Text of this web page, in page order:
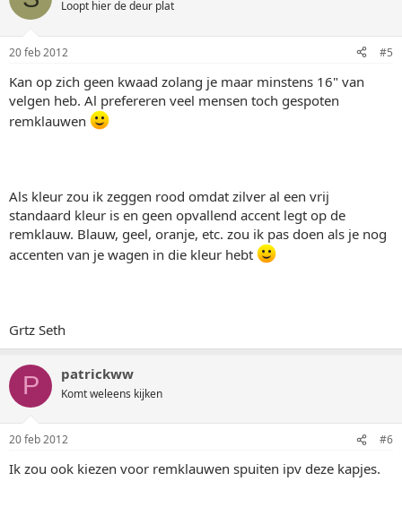
Loopt hier de deur plat
20 feb 2012 #5
Kan op zich geen kwaad zolang je maar minstens 16" van
velgen heb. Al prefereren veel mensen toch gespoten
remklauwen
Als kleur zou ik zeggen rood omdat zilver al een vrij
standaard kleur is en geen opvallend accent legt op de
remklauw. Blauw, geel, oranje, etc. zou ik pas doen als je nog
accenten van je wagen in die kleur hebt
Grtz Seth
P patrickww
Komt weleens kijken
20 feb 2012 #6
Ik zou ook kiezen voor remklauwen spuiten ipv deze kapjes.